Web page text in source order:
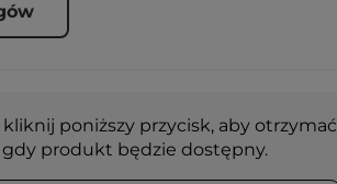
poniższy przycisk, aby otrzymać
produkt będzie dostępny.